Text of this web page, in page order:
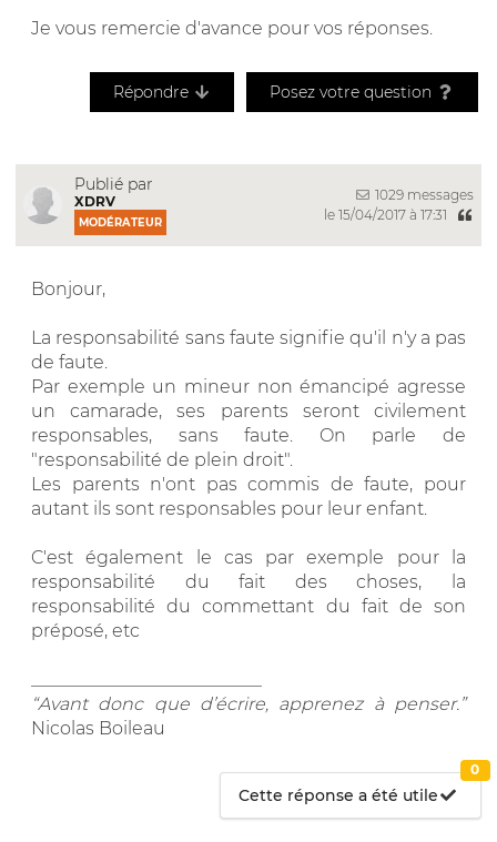
Je vous remercie d'avance pour vos réponses.
Répondre Posez votre question
Publié par
XDRV
MODÉRATEUR
1029 messages
le 15/04/2017 à 17:31
Bonjour,
La responsabilité sans faute signifie qu'il n'y a pas
de faute.
Par exemple un mineur non émancipé agresse
un camarade, ses parents seront civilement
responsables, sans faute. On parle de
"responsabilité de plein droit".
Les parents n'ont pas commis de faute, pour
autant ils sont responsables pour leur enfant.
C'est également le cas par exemple pour la
responsabilité du fait des choses, la
responsabilité du commettant du fait de son
préposé, etc
“Avant donc que d’écrire, apprenez à penser.”
Nicolas Boileau
Cette réponse a été utile
0